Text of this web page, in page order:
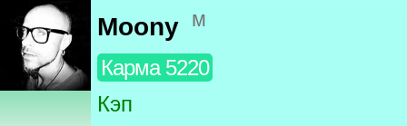
Moony м
Карма 5220
Кэп